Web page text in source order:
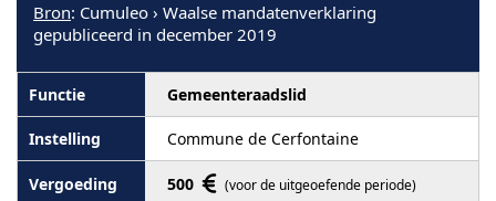
Bron: Cumuleo › Waalse mandatenverklaring
gepubliceerd in december 2019
Gemeenteraadslid
Commune de Cerfontaine
500 (voor de uitgeoefende periode)